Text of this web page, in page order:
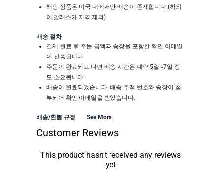
해당 상품은 미국 내에서만 배송이 존재합니다.(하와
이,알래스카 지역 제외)
배송 절차
결제 완료 후 주문 금액과 송장을 포함한 확인 이메일
이 전송됩니다.
주문이 완료되고 나면 배송 시간은 대략 5일~7일 정
도 소요됩니다.
배송이 완료되었습니다. 배송 추적 번호와 송장이 첨
부되어 확인 이메일을 받았습니다.
배송/환불 규정 See More
Customer Reviews
This product hasn't received any reviews
yet